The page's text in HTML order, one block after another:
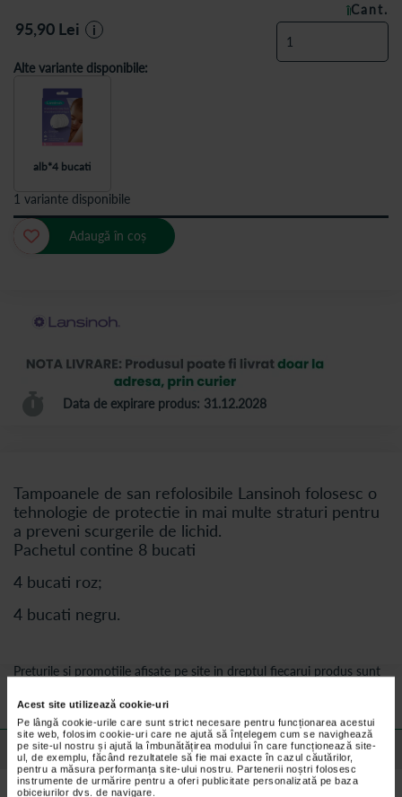
Acest site utilizează cookie-uri
Pe lângă cookie-urile care sunt strict necesare pentru funcționarea acestui
site web, folosim cookie-uri care ne ajută să înțelegem cum se navighează
pe site-ul nostru și ajută la îmbunătățirea modului în care funcționează site-
ul, de exemplu, făcând rezultatele să fie mai exacte în cazul căutărilor,
pentru a măsura performanța site-ului nostru. Partenerii noștri folosesc
instrumente de urmărire pentru a oferi publicitate personalizată pe baza
obiceiurilor dvs. de navigare.
Data de expirare produs: 31.12.2028
Tampoanele de san refolosibile Lansinoh folosesc o
tehnologie de protectie in mai multe straturi pentru
a preveni scurgerile de lichid.
Pachetul contine 8 bucati
4 bucati roz;
4 bucati negru.
ÎN STOC
95,90 Lei i
Cant.
Alte variante disponibile:
alb*4 bucati
1 variante disponibile
Adaugă în coș
Preturile si promotiile afisate pe site in dreptul fiecarui produs sunt
Detalii despre produs